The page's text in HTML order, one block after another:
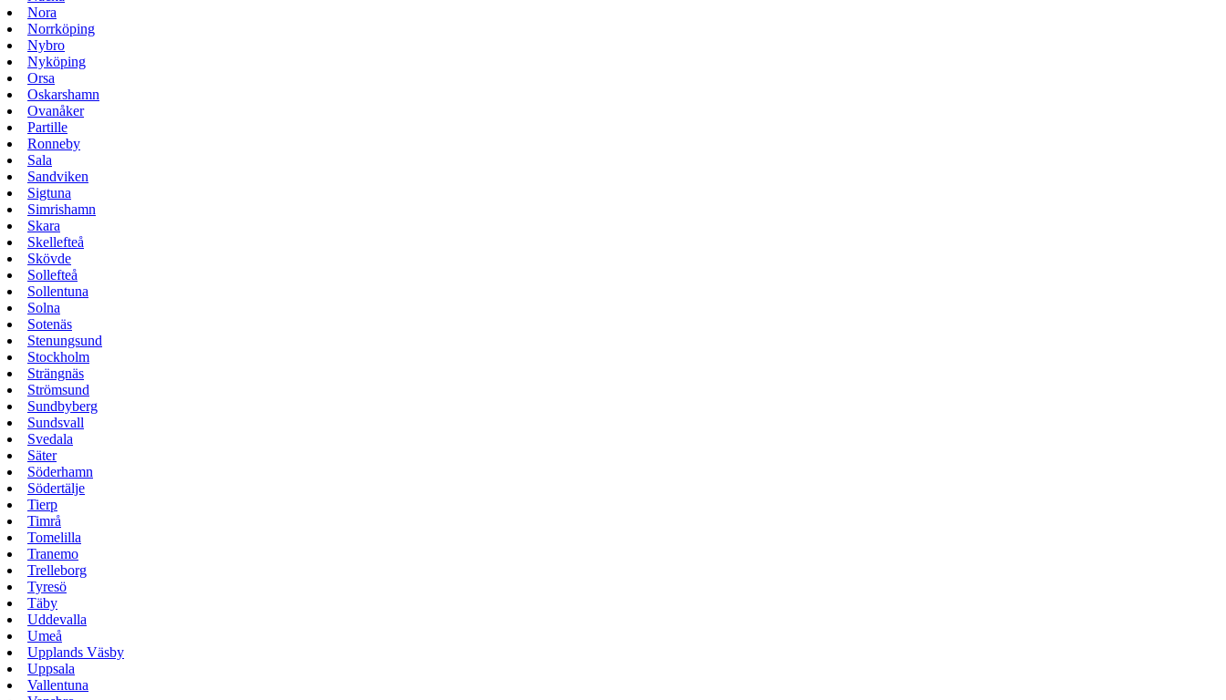
Nora
Norrköping
Nybro
Nyköping
Orsa
Oskarshamn
Ovanåker
Partille
Ronneby
Sala
Sandviken
Sigtuna
Simrishamn
Skara
Skellefteå
Skövde
Sollefteå
Sollentuna
Solna
Sotenäs
Stenungsund
Stockholm
Strängnäs
Strömsund
Sundbyberg
Sundsvall
Svedala
Säter
Söderhamn
Södertälje
Tierp
Timrå
Tomelilla
Tranemo
Trelleborg
Tyresö
Täby
Uddevalla
Umeå
Upplands Väsby
Uppsala
Vallentuna